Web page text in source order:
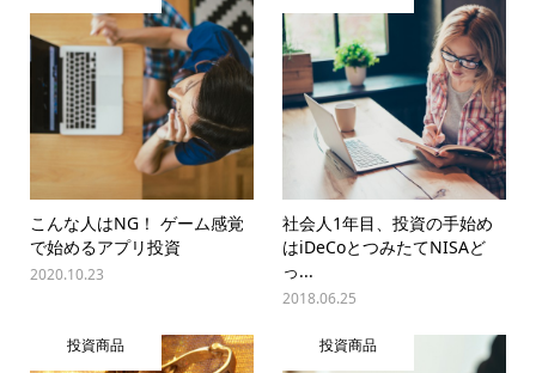
こんな人はNG！ ゲーム感覚
で始めるアプリ投資
2020.10.23
社会人1年目、投資の手始め
はiDeCoとつみたてNISAど
っ...
2018.06.25
投資商品 投資商品